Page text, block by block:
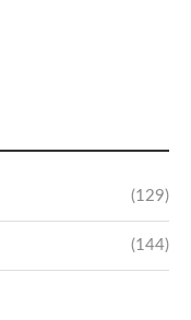
(129)
(144)